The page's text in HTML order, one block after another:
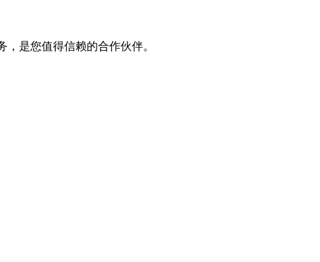
，是您值得信赖的合作伙伴。